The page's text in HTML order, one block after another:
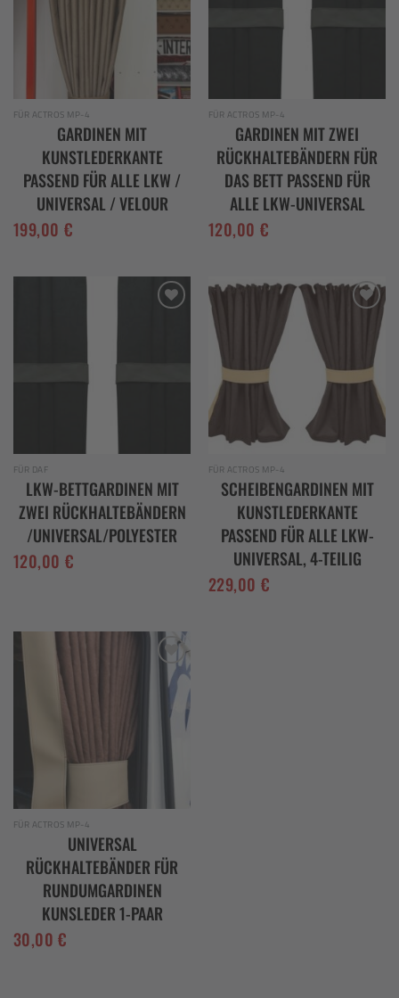
FÜR ACTROS MP-4
GARDINEN MIT
KUNSTLEDERKANTE
PASSEND FÜR ALLE LKW /
UNIVERSAL / VELOUR
199,00 €
FÜR ACTROS MP-4
GARDINEN MIT ZWEI
RÜCKHALTEBÄNDERN FÜR
DAS BETT PASSEND FÜR
ALLE LKW-UNIVERSAL
120,00 €
FÜR DAF
LKW-BETTGARDINEN MIT
ZWEI RÜCKHALTEBÄNDERN
/UNIVERSAL/POLYESTER
120,00 €
FÜR ACTROS MP-4
SCHEIBENGARDINEN MIT
KUNSTLEDERKANTE
PASSEND FÜR ALLE LKW-
UNIVERSAL, 4-TEILIG
229,00 €
Add to
wishlist
FÜR ACTROS MP-4
UNIVERSAL
RÜCKHALTEBÄNDER FÜR
RUNDUMGARDINEN
KUNSLEDER 1-PAAR
30,00€